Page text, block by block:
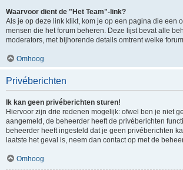
Waarvoor dient de "Het Team"-link?
Als je op deze link klikt, kom je op een pagina die een
mensen die het forum beheren. Deze lijst bevat alle
moderators, met bijhorende details omtrent welke
Omhoog
Privéberichten
Ik kan geen privéberichten sturen!
Hiervoor zijn drie redenen mogelijk: ofwel ben je niet
aangemeld, de beheerder heeft de privéberichten
beheerder heeft ingesteld dat je geen privéberichten
laatste het geval is, neem dan contact op met de
Omhoog